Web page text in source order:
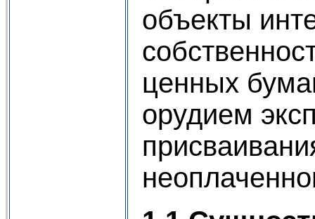
объекты
ценных
орудием